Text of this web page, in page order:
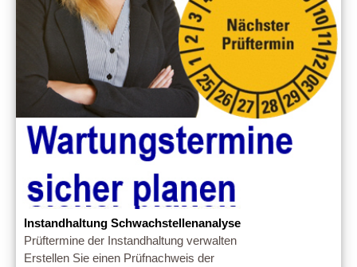
Instandhaltung Schwachstellenanalyse
Prüftermine der Instandhaltung verwalten
Erstellen Sie einen Prüfnachweis der